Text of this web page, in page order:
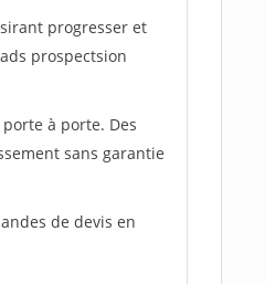
progresser et
prospectsion
à porte. Des
sans garantie
de devis en